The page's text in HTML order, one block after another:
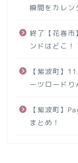
瞬間をカレン
終了【花巻市
ンドはどこ！
【紫波町】
ーツロードり
【紫波町】
まとめ！